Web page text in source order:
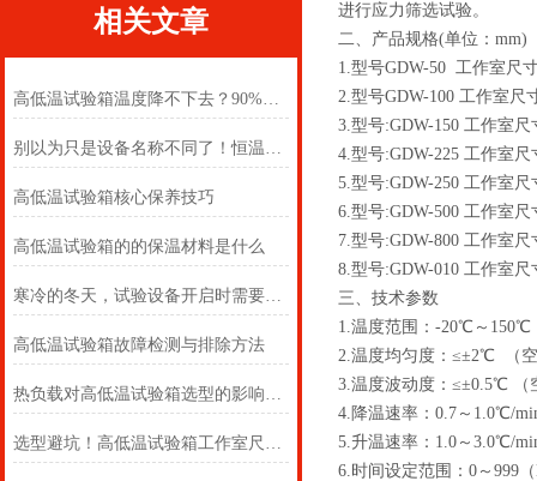
相关文章
高低温试验箱温度降不下去？90%的故障都是这几个原因！
别以为只是设备名称不同了！恒温与交变试验箱怎么选
高低温试验箱核心保养技巧
高低温试验箱的的保温材料是什么
寒冷的冬天，试验设备开启时需要注意哪些呢
高低温试验箱故障检测与排除方法
热负载对高低温试验箱选型的影响机制及客户决策指南
选型避坑！高低温试验箱工作室尺寸，选对才不浪费、测的准
进行应力筛选试验。
二、产品规格(单位：mm)
1.型号GDW-50 工作室尺
2.型号GDW-100 工作室尺
3.型号:GDW-150 工作室尺
4.型号:GDW-225 工作室尺
5.型号:GDW-250 工作室尺
6.型号:GDW-500 工作室尺
7.型号:GDW-800 工作室尺
8.型号:GDW-010 工作室尺
三、技术参数
1.温度范围：-20℃～
2.温度均匀度：≤±2℃ （
3.温度波动度：≤±0.5℃ （
4. 降温速率 ：0.7～1.0℃/
5.升温速率：1.0～3.0℃/
6.时间设定范围：0～999